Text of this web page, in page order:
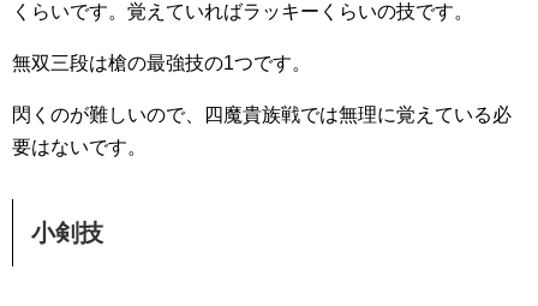
くらいです。覚えていればラッキーくらいの技です。
無双三段は槍の最強技の1つです。
閃くのが難しいので、四魔貴族戦では無理に覚えている必
要はないです。
小剣技